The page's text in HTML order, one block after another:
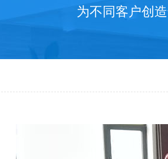
为不同客户创